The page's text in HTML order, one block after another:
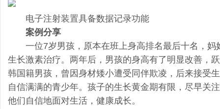
电子注射装置具备数据记录功能
案例分享
一位7岁男孩，原本在班上身高排名最后十名，妈
生长激素治疗。两年后，男孩的身高有了明显改善，
韩国籍男孩，曾因身材矮小遭受同伴欺凌，后来接受
自信满满的青少年。孩子的生长黄金期有限，尽早关
他们自信地面对生活，健康成长。